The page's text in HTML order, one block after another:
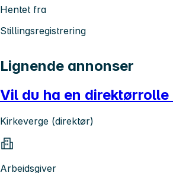
Hentet fra
Stillingsregistrering
Lignende annonser
Vil du ha en
Kirkeverge (direktør)
Arbeidsgiver